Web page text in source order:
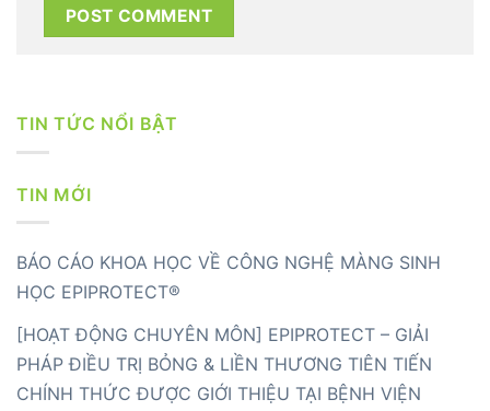
TIN TỨC NỔI BẬT
TIN MỚI
BÁO CÁO KHOA HỌC VỀ CÔNG NGHỆ MÀNG SINH
HỌC EPIPROTECT®
[HOẠT ĐỘNG CHUYÊN MÔN] EPIPROTECT – GIẢI
PHÁP ĐIỀU TRỊ BỎNG & LIỀN THƯƠNG TIÊN TIẾN
CHÍNH THỨC ĐƯỢC GIỚI THIỆU TẠI BỆNH VIỆN